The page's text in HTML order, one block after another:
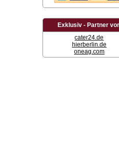
Exklusiv - Partner
cater24.de
hierberlin.de
oneag.com